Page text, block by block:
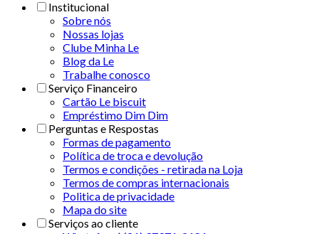
Institucional
Sobre nós
Nossas lojas
Clube Minha Le
Blog da Le
Trabalhe conosco
Serviço Financeiro
Cartão Le biscuit
Empréstimo Dim Dim
Perguntas e Respostas
Formas de pagamento
Política de troca e devolução
Termos e condições - retirada na Loja
Termos de compras internacionais
Politica de privacidade
Mapa do site
Serviços ao cliente